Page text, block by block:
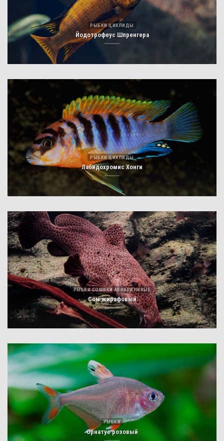
РЫБКИ ЦИХЛИДЫ
Йодотрофеус Шпренгера
РЫБКИ ЦИХЛИДЫ
Лабидохромис Хонги
РЫБКИ СОМИКИ АКВАРИУМНЫЕ
Сом жирафовый
РЫБКИ
Орнатус розовый